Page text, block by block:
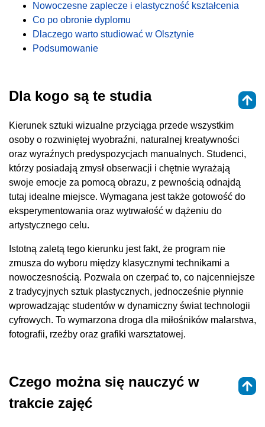
Nowoczesne zaplecze i elastyczność kształcenia
Co po obronie dyplomu
Dlaczego warto studiować w Olsztynie
Podsumowanie
Dla kogo są te studia
Kierunek sztuki wizualne przyciąga przede wszystkim
osoby o rozwiniętej wyobraźni, naturalnej kreatywności
oraz wyraźnych predyspozycjach manualnych. Studenci,
którzy posiadają zmysł obserwacji i chętnie wyrażają
swoje emocje za pomocą obrazu, z pewnością odnajdą
tutaj idealne miejsce. Wymagana jest także gotowość do
eksperymentowania oraz wytrwałość w dążeniu do
artystycznego celu.
Istotną zaletą tego kierunku jest fakt, że program nie
zmusza do wyboru między klasycznymi technikami a
nowoczesnością. Pozwala on czerpać to, co najcenniejsze
z tradycyjnych sztuk plastycznych, jednocześnie płynnie
wprowadzając studentów w dynamiczny świat technologii
cyfrowych. To wymarzona droga dla miłośników malarstwa,
fotografii, rzeźby oraz grafiki warsztatowej.
Czego można się nauczyć w
trakcie zajęć